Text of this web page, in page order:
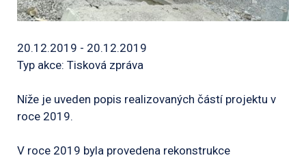
20.12.2019 - 20.12.2019
Typ akce: Tisková zpráva
Níže je uveden popis realizovaných částí projektu v
roce 2019.
V roce 2019 byla provedena rekonstrukce